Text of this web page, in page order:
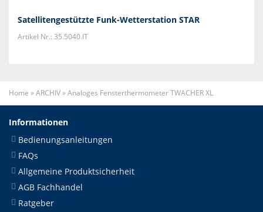
Satellitengestützte Funk-Wetterstation STAR
Artikel Nr.: 35.5040.IT
Home »ARCHIV»Analoges Fensterthermometer TWACHER XL
Informationen
Bedienungsanleitungen
FAQs
Allgemeine Produktsicherheit
AGB Fachhandel
Ratgeber